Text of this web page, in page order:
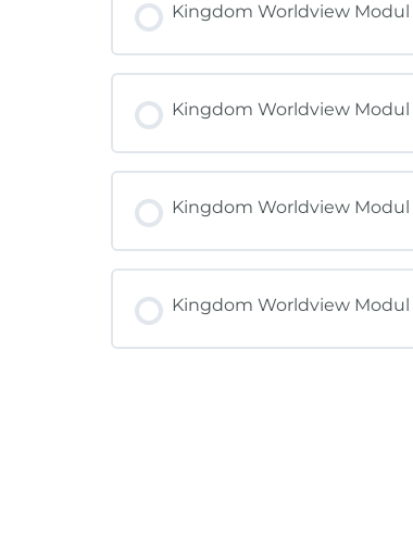
Kingdom Worldview Modul
Kingdom Worldview Modul
Kingdom Worldview Modul
Kingdom Worldview Modul